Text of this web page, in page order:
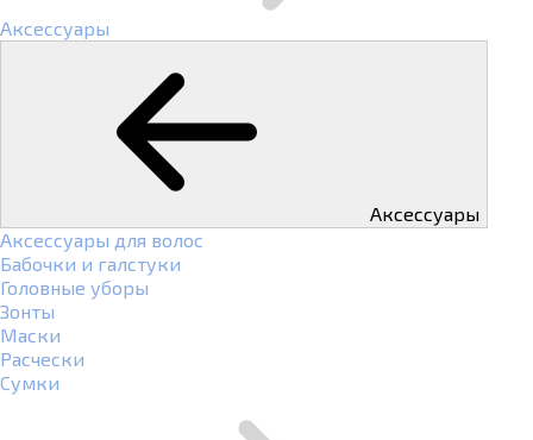
Аксессуары
Аксессуары
Аксессуары для волос
Бабочки и галстуки
Головные уборы
Зонты
Маски
Расчески
Сумки